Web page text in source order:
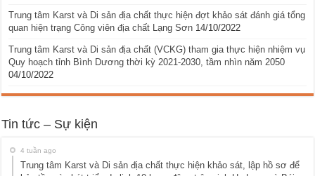
Trung tâm Karst và Di sản địa chất thực hiện đợt khảo sát đánh giá tổng
quan hiện trạng Công viên địa chất Lạng Sơn 14/10/2022
Trung tâm Karst và Di sản địa chất (VCKG) tham gia thực hiện nhiệm vụ
Quy hoạch tỉnh Bình Dương thời kỳ 2021-2030, tầm nhìn năm 2050
04/10/2022
Tin tức – Sự kiện
4 tuần ago
Trung tâm Karst và Di sản địa chất thực hiện khảo sát, lập hồ sơ để